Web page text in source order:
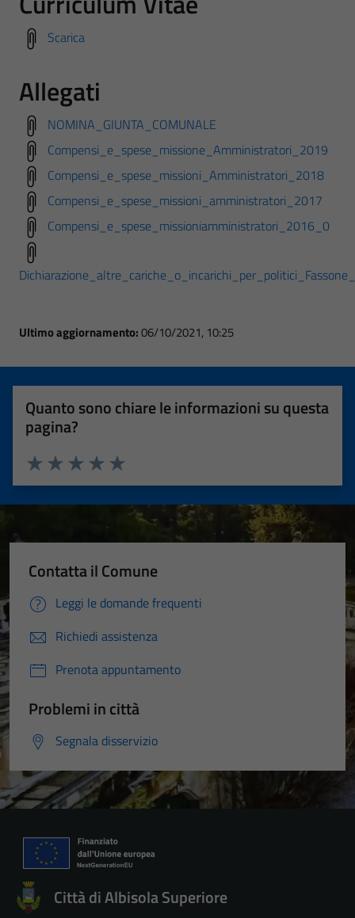
Scarica
Allegati
NOMINA_GIUNTA_COMUNALE
Compensi_e_spese_missione_Amministratori_2019
Compensi_e_spese_missioni_Amministratori_2018
Compensi_e_spese_missioni_amministratori_2017
Compensi_e_spese_missioniamministratori_2016_0
Ultimo aggiornamento:06/10/2021, 10:25
Quanto sono chiare le informazioni su questa
pagina?
Valuta 5 stelle su 5
Valuta 4 stelle su 5
Valuta 3 stelle su 5
Valuta 2 stelle su 5
Valuta 1 stelle su 5
Contatta il Comune
Leggi le domande frequenti
Richiedi assistenza
Prenota appuntamento
Problemi in città
Segnala disservizio
Città di Albisola Superiore